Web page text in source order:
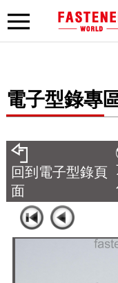
電子型錄專
回到電子型錄頁
面